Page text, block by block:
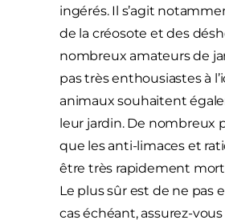
ingérés. Il s’agit
de la créosote et des
nombreux amateurs de
pas très enthousiastes à
animaux souhaitent
leur jardin. De nombreux
que les anti-limaces et
être très rapidement
Le plus sûr est de ne pas
cas échéant, assurez-vous